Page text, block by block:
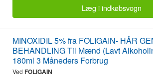
Læg i indkøbsvogn
MINOXIDIL 5% fra FOLIGAIN- HÅR
BEHANDLING Til Mænd (Lavt
180ml 3 Måneders Forbrug
Ved FOLIGAIN